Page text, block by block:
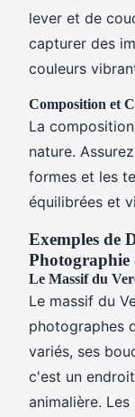
lever et de
capturer des
couleurs
Composition et
La
nature.
formes et les
équilibrées et
Exemples de
Photographie
Le Massif du
Le massif du
photographes
variés, ses
c'est un
animalière.